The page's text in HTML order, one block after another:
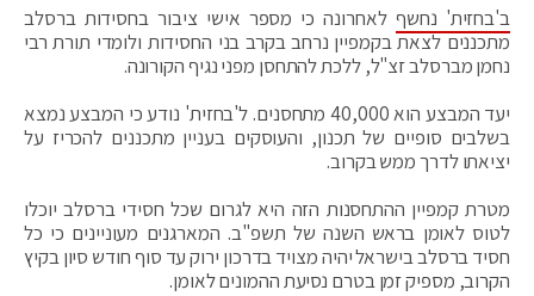
ב'בחזית' נחשף לאחרונה כי מספר אישי ציבור בחסידות ברסלב
מתכננים לצאת בקמפיין נרחב בקרב בני החסידות ולומדי תורת רבי
נחמן מברסלב זצ"ל, ללכת להתחסן מפני נגיף הקורונה.
יעד המבצע הוא 40,000 מתחסנים. ל'בחזית' נודע כי המבצע נמצא
בשלבים סופיים של תכנון, והעוסקים בעניין מתכננים להכריז על
יציאתו לדרך ממש בקרוב.
מטרת קמפיין ההתחסנות הזה היא לגרום שכל חסידי ברסלב יוכלו
לטוס לאומן בראש השנה של תשפ"ב. המארגנים מעוניינים כי כל
חסיד ברסלב בישראל יהיה מצויד בדרכון ירוק עד סוף חודש סיון בקיץ
הקרוב, מספיק זמן בטרם נסיעת ההמונים לאומן.